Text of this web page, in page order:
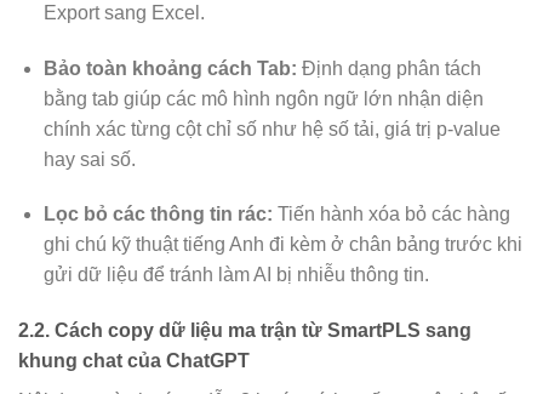
Export sang Excel.
Bảo toàn khoảng cách Tab: Định dạng phân tách
bằng tab giúp các mô hình ngôn ngữ lớn nhận diện
chính xác từng cột chỉ số như hệ số tải, giá trị p-value
hay sai số.
Lọc bỏ các thông tin rác: Tiến hành xóa bỏ các hàng
ghi chú kỹ thuật tiếng Anh đi kèm ở chân bảng trước khi
gửi dữ liệu để tránh làm AI bị nhiễu thông tin.
2.2. Cách copy dữ liệu ma trận từ SmartPLS sang
khung chat của ChatGPT